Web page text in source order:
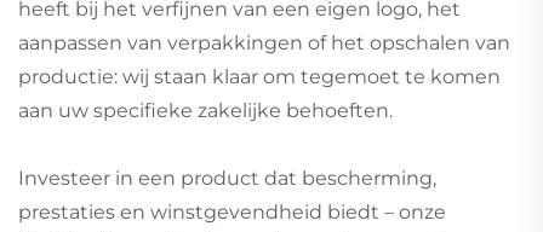
heeft bij het verfijnen van een eigen logo, het
aanpassen van verpakkingen of het opschalen van
productie: wij staan klaar om tegemoet te komen
aan uw specifieke zakelijke behoeften.
Investeer in een product dat bescherming,
prestaties en winstgevendheid biedt – onze